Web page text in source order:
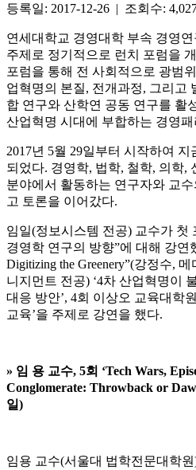
등록일: 2017-12-26 | 조회수:
연세대학교 경영대학 부속 경영연
주제로 정기적으로 런치 포럼을
포럼을 통해 전 사회적으로 광범
업혁명의 본질, 전개과정, 그리고
합 연구와 산학연 공동 연구를 활
산업혁명 시대에 부합하는 경영
2017년 5월 29일부터 시작하여
되었다. 경영학, 법학, 철학, 의학,
분야에서 활동하는 연구자와 교
고 토론을 이어갔다.
임일(정보시스템 전공) 교수가 첫
경영학 연구의 방향”에 대해 강연
Digitizing the Greenery”(강정수,
니지먼트 전공) ‘4차 산업혁명이
대응 방안’, 4회 이상오 교육대학
교육’을 주제로 강연을 했다.
» 임 용 교수, 5회 ‘Tech Wars,
Conglomerate: Throwback or
일)
임용 교수(서울대 법학전문대학